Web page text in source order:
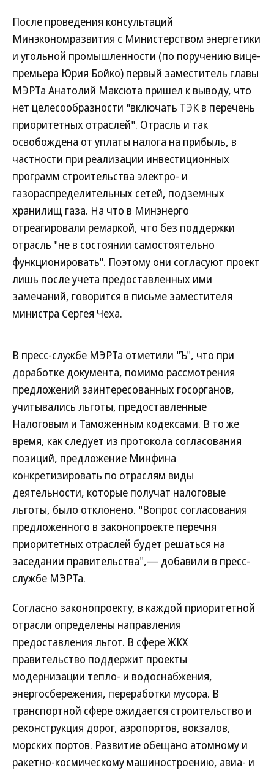
После проведения консультаций
Минэкономразвития с Министерством энергетики
и угольной промышленности (по поручению вице-
премьера Юрия Бойко) первый заместитель главы
МЭРТа Анатолий Максюта пришел к выводу, что
нет целесообразности "включать ТЭК в перечень
приоритетных отраслей". Отрасль и так
освобождена от уплаты налога на прибыль, в
частности при реализации инвестиционных
программ строительства электро- и
газораспределительных сетей, подземных
хранилищ газа. На что в Минэнерго
отреагировали ремаркой, что без поддержки
отрасль "не в состоянии самостоятельно
функционировать". Поэтому они согласуют проект
лишь после учета предоставленных ими
замечаний, говорится в письме заместителя
министра Сергея Чеха.
В пресс-службе МЭРТа отметили "Ъ", что при
доработке документа, помимо рассмотрения
предложений заинтересованных госорганов,
учитывались льготы, предоставленные
Налоговым и Таможенным кодексами. В то же
время, как следует из протокола согласования
позиций, предложение Минфина
конкретизировать по отраслям виды
деятельности, которые получат налоговые
льготы, было отклонено. "Вопрос согласования
предложенного в законопроекте перечня
приоритетных отраслей будет решаться на
заседании правительства",— добавили в пресс-
службе МЭРТа.
Согласно законопроекту, в каждой приоритетной
отрасли определены направления
предоставления льгот. В сфере ЖКХ
правительство поддержит проекты
модернизации тепло- и водоснабжения,
энергосбережения, переработки мусора. В
транспортной сфере ожидается строительство и
реконструкция дорог, аэропортов, вокзалов,
морских портов. Развитие обещано атомному и
ракетно-космическому машиностроению, авиа- и